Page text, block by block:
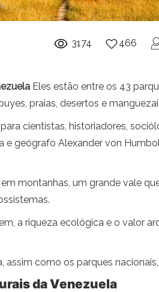
3174 466
Eles estão entre os 43
praias, desertos e
cientistas, historiadores,
e geógrafo Alexander von
montanhas, um grande vale
a riqueza ecológica e o valor
assim como os parques
da Venezuela